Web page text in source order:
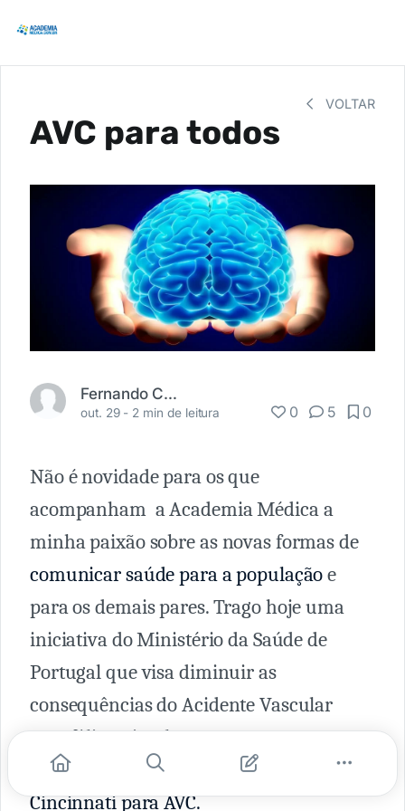
VOLTAR
AVC para todos
Fernando Carbonieri
out. 29 - 2 min de leitura 0 5 0
Não é novidade para os que
acompanham a Academia Médica a
minha paixão sobre as novas formas de
comunicar saúde para a populaçãoe
para os demais pares. Trago hoje uma
iniciativa do Ministério da Saúde de
Portugal que visa diminuir as
consequências do Acidente Vascular
Encefálico, simplesmente por tornar
pública e inteligível a Escala de
Cincinnati para AVC.